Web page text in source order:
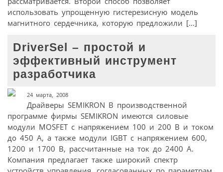
использовать упрощенную гистерезисную модель
магнитного сердечника, которую предложили […]
DriverSel – простой и
эффективный инструмент
разработчика
24 марта, 2008
Драйверы SEMIKRON В производственной
программе фирмы SEMIKRON имеются силовые
модули MOSFET с напряжением 100 и 200 В и током
до 450 А, а также модули IGBT c напряжением 600,
1200 и 1700 В, рассчитанные на ток до 2400 А.
Компания предлагает также широкий спектр